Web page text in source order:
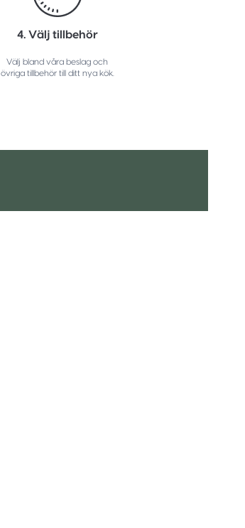
4. Välj tillbehör
Välj bland våra beslag och
övriga tillbehör till ditt nya kök.